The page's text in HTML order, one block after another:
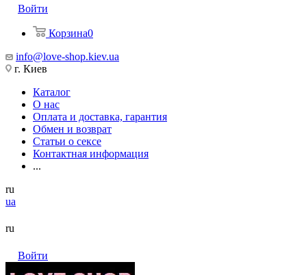
Войти
Корзина0
info@love-shop.kiev.ua
г. Киев
Каталог
О нас
Оплата и доставка, гарантия
Обмен и возврат
Статьи о сексе
Контактная информация
...
ru
ua
ru
Войти